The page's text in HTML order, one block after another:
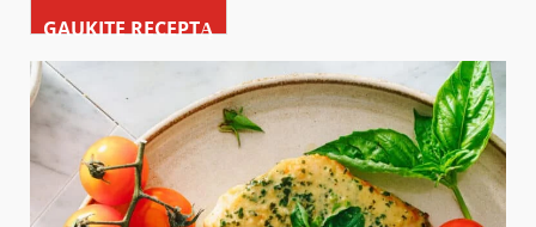
GAUKITE RECEPTĄ